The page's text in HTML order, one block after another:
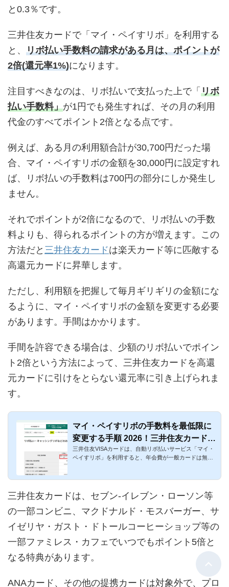
と0.3％です。
三井住友カードで「マイ・ペイすリボ」を利用する
と、 リボ払い手数料の請求がある月は、ポイントが
2倍(還元率1%)になります。
注目すべきなのは、リボ払いで支払った上で「 リボ
払い手数料」が1円でも発生すれば、その月の利用
代金のすべてポイント2倍となる点です。
例えば、ある月の利用額合計が30,700円だった場
合、マイ・ペイすリボの金額を30,000円に設定すれ
ば、リボ払いの手数料は700円の部分にしか発生し
ません。
それでポイントが2倍になるので、リボ払いの手数
料よりも、得られるポイントの方が増えます。この
方法だと 三井住友カードは楽天カード等に匹敵する
高還元カードに昇華します。
ただし、利用額を把握して毎月ギリギリの金額にな
るように、マイ・ペイすリボの金額を変更する必要
があります。手間はかかります。
手間を許容できる場合は、少額のリボ払いでポイン
ト2倍という方法によって、三井住友カードを高還
元カードに引けをとらない還元率に引き上げられま
す。
マイ・ペイすリボの手数料を最低限に
変更する手順 2026！三井住友カードの
特典
三井住友VISAカードは、自動リボ払いサービス「マイ・
ペイすリボ」を利用すると、年会費が一般カードは無
三井住友カードは、セブン-イレブン・ローソン等
の一部コンビニ、マクドナルド・モスバーガー、サ
イゼリヤ・ガスト・ドトールコーヒーショップ等の
一部ファミレス・カフェでいつでもポイント5倍と
なる特典があります。
ANAカード、その他の提携カードは対象外で、プロ